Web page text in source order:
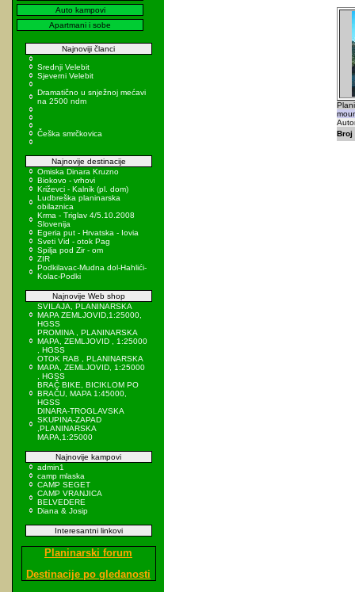
Auto kampovi
Apartmani i sobe
Najnoviji članci
Srednji Velebit
Sjeverni Velebit
Dramatično u snježnoj mećavi
na 2500 ndm
Češka smrčkovica
Najnovije destinacije
Omiska Dinara Kruzno
Biokovo - vrhovi
Križevci - Kalnik (pl. dom)
Ludbreška planinarska
obilaznica
Krma - Triglav 4/5.10.2008
Slovenija
Egeria put - Hrvatska - Iovia
Sveti Vid - otok Pag
Spilja pod Zir - om
ZIR
Podkilavac-Mudna dol-Hahlići-
Kolac-Podki
Najnovije Web shop
SVILAJA, PLANINARSKA
MAPA ZEMLJOVID,1:25000,
HGSS
PROMINA , PLANINARSKA
MAPA, ZEMLJOVID , 1:25000
, HGSS
OTOK RAB , PLANINARSKA
MAPA, ZEMLJOVID, 1:25000
, HGSS
BRAČ BIKE, BICIKLOM PO
BRAČU, MAPA 1:45000,
HGSS
DINARA-TROGLAVSKA
SKUPINA-ZAPAD
,PLANINARSKA
MAPA,1:25000
Najnovije kampovi
admin1
camp mlaska
CAMP SEGET
CAMP VRANJICA
BELVEDERE
Diana & Josip
Interesantni linkovi
Planinarski forum
Destinacije po gledanosti
Broj